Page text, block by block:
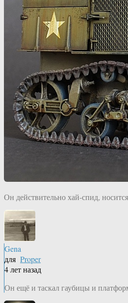
Он действительно хай-спид,
Gena
для Proper
4 лет назад
Он ещё и таскал гаубицы и